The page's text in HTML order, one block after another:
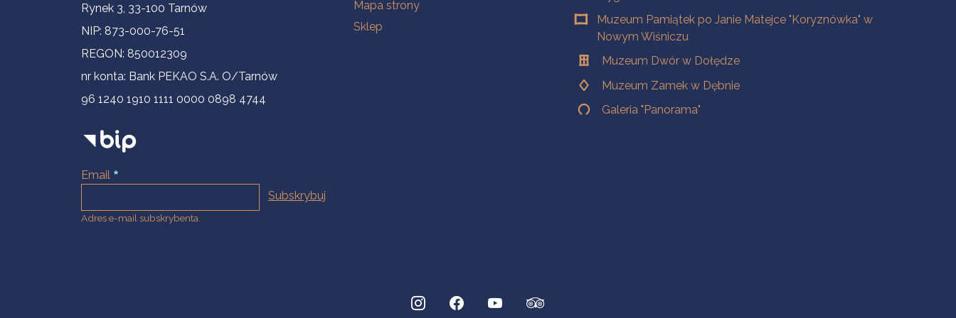
Informacje kontaktowe
Rynek 3, 33-100 Tarnów
NIP: 873-000-76-51
REGON: 850012309
nr konta: Bank PEKAO S.A. O/Tarnów
96 1240 1910 1111 0000 0898 4744
Email
Adres e-mail subskrybenta.
Mapa strony
Sklep
Muzeum Pamiątek po Janie Matejce "Koryznówka" w
Nowym Wiśniczu
Muzeum Dwór w Dołędze
Muzeum Zamek w Dębnie
Galeria "Panorama"